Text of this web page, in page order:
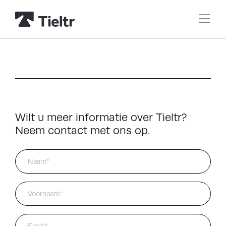
Wilt u meer informatie over Tieltr?
Neem contact met ons op.
Naam*
Voornaam*
Email*